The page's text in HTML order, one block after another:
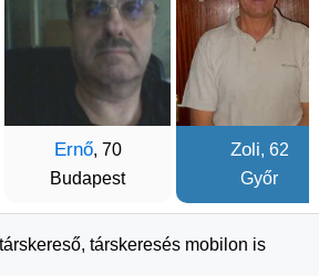
Ernő, 70
Budapest
Zoli, 62
Győr
társkeresés mobilon is